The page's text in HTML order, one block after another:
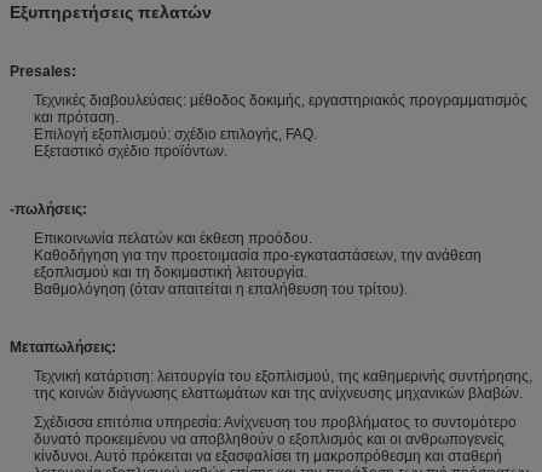
Εξυπηρετήσεις πελατών
Presales:
Τεχνικές διαβουλεύσεις: μέθοδος δοκιμής, εργαστηριακός προγραμματισμός
και πρόταση.
Επιλογή εξοπλισμού: σχέδιο επιλογής, FAQ.
Εξεταστικό σχέδιο προϊόντων.
-πωλήσεις:
Επικοινωνία πελατών και έκθεση προόδου.
Καθοδήγηση για την προετοιμασία προ-εγκαταστάσεων, την ανάθεση
εξοπλισμού και τη δοκιμαστική λειτουργία.
Βαθμολόγηση (όταν απαιτείται η επαλήθευση του τρίτου).
Μεταπωλήσεις:
Τεχνική κατάρτιση: λειτουργία του εξοπλισμού, της καθημερινής συντήρησης,
της κοινών διάγνωσης ελαττωμάτων και της ανίχνευσης μηχανικών βλαβών.
Σχέδισσα επιτόπια υπηρεσία: Ανίχνευση του προβλήματος το συντομότερο
δυνατό προκειμένου να αποβληθούν ο εξοπλισμός και οι ανθρωπογενείς
κίνδυνοι. Αυτό πρόκειται να εξασφαλίσει τη μακροπρόθεσμη και σταθερή